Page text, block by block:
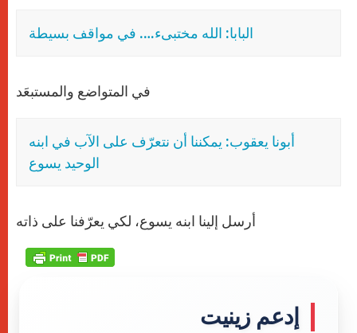
البابا: الله مختبىء…. في مواقف بسيطة
في المتواضع والمستبعَد
أبونا يعقوب: يمكننا أن نتعرّف على الآب في ابنه
الوحيد يسوع
أرسل إلينا ابنه يسوع، لكي يعرّفنا على ذاته
إدعم زينيت